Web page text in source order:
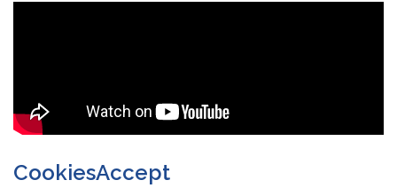
CookiesAccept